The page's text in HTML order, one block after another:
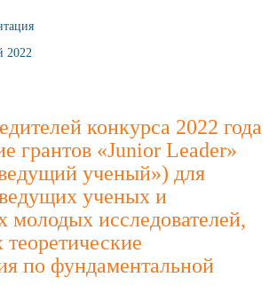
2022
конкурса 2022 года
грантов «Junior Leader»
ученый») для
ученых и
молодых исследователей,
по фундаментальной